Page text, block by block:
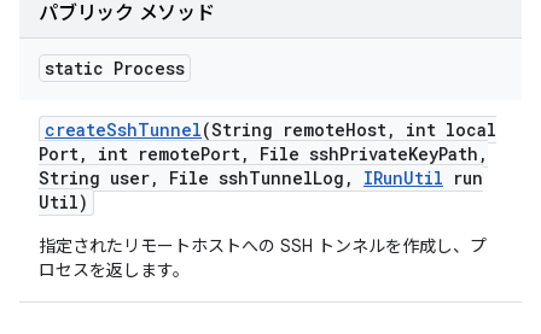
パブリック メソッド
static Process
createSshTunnel(String remoteHost,
int local
Port, int remotePort, File sshPrivateKeyPath ,
String user, File sshTunnelLog , IRunUtil run
Util)
指定されたリモートホストへの SSH トンネルを作成し、プ
ロセスを返します。